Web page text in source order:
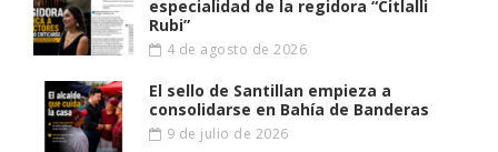
especialidad de la regidora “Citlalli
Rubi”
4 de agosto de 2026
El sello de Santillan empieza a
consolidarse en Bahía de Banderas
9 de julio de 2026